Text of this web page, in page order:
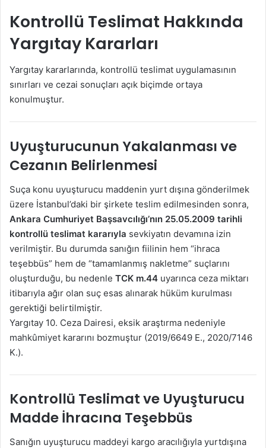
Kontrollü Teslimat Hakkında
Yargıtay Kararları
Yargıtay kararlarında, kontrollü teslimat uygulamasının
sınırları ve cezai sonuçları açık biçimde ortaya
konulmuştur.
Uyuşturucunun Yakalanması ve
Cezanın Belirlenmesi
Suça konu uyuşturucu maddenin yurt dışına gönderilmek
üzere İstanbul’daki bir şirkete teslim edilmesinden sonra,
Ankara Cumhuriyet Başsavcılığı’nın 25.05.2009 tarihli
kontrollü teslimat kararıyla sevkiyatın devamına izin
verilmiştir. Bu durumda sanığın fiilinin hem “ihraca
teşebbüs” hem de “tamamlanmış nakletme” suçlarını
oluşturduğu, bu nedenle TCK m.44 uyarınca ceza miktarı
itibarıyla ağır olan suç esas alınarak hüküm kurulması
gerektiği belirtilmiştir.
Yargıtay 10. Ceza Dairesi, eksik araştırma nedeniyle
mahkûmiyet kararını bozmuştur (2019/6649 E., 2020/7146
K.).
Kontrollü Teslimat ve Uyuşturucu
Madde İhracına Teşebbüs
Sanığın uyuşturucu maddeyi kargo aracılığıyla yurtdışına